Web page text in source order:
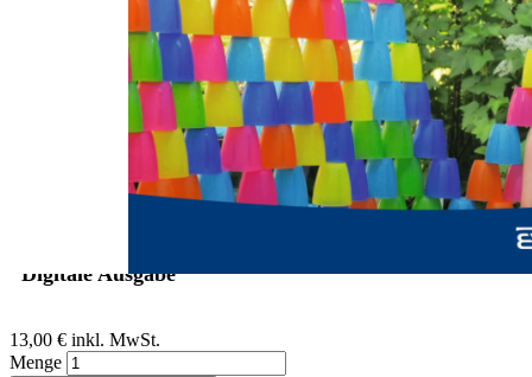
Jolanta Majewska, Andrzej Majewski
Märchen in psychomotorischen
Szenarien erleben
Beispiel eines Förderarrangements für eine erfolgreiche Umsetzung
von Inklusion und zur Beobachtung einzelner Entwicklungsbereiche
Digitale Ausgabe
13,00 € inkl. MwSt.
Menge